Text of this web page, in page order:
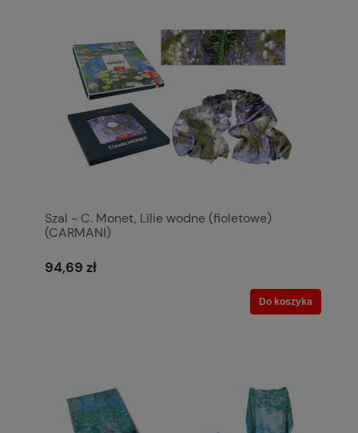
Szal - C. Monet, Lilie wodne (fioletowe)
(CARMANI)
94,69 zł
Do koszyka